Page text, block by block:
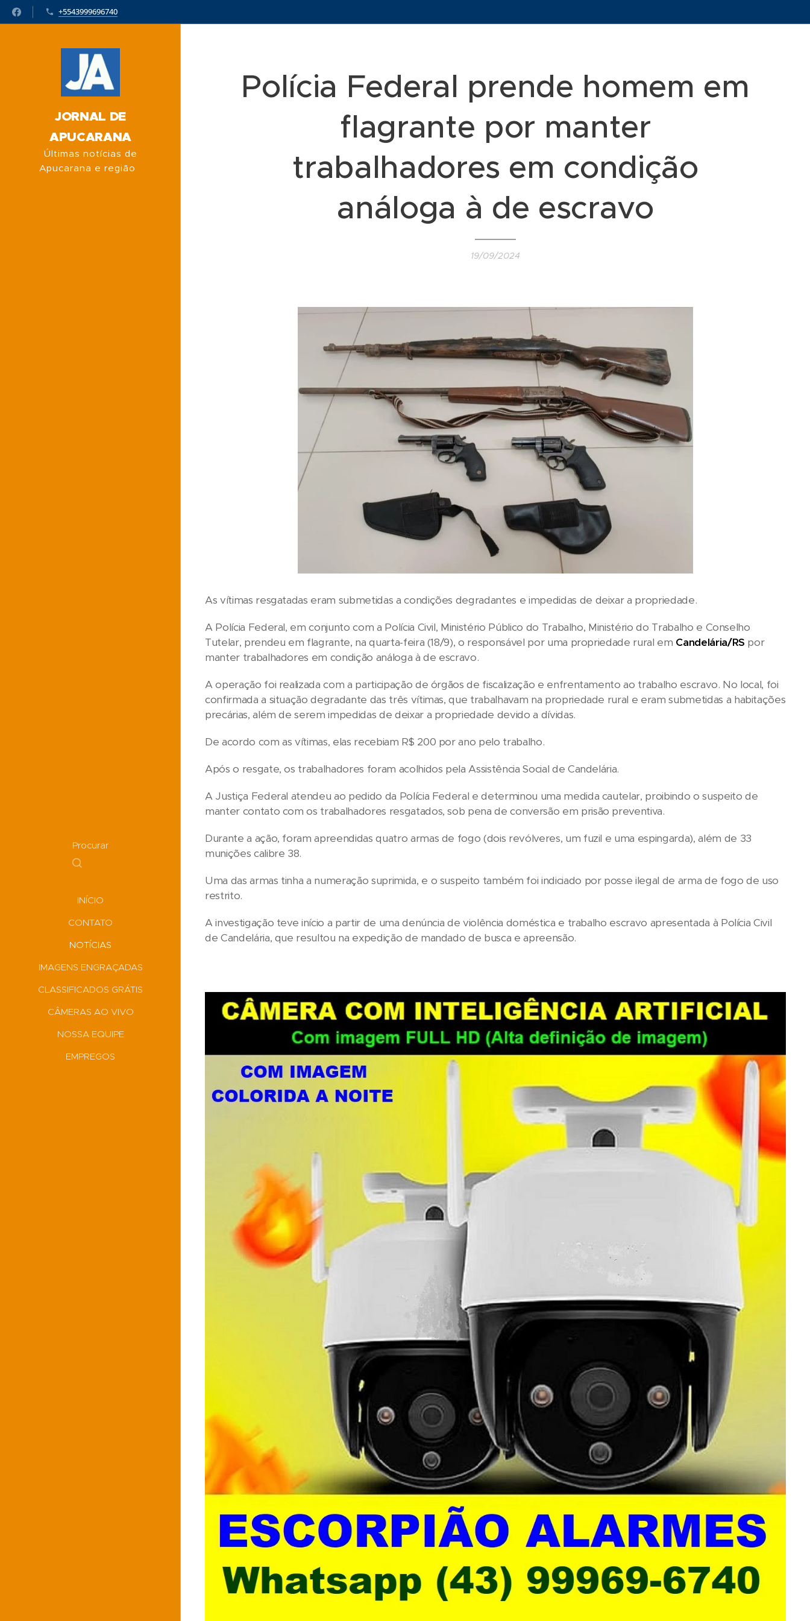
+5543999696740
JORNAL DE
APUCARANA
Últimas notícias de
Apucarana e região
Procurar
INÍCIO
CONTATO
NOTÍCIAS
IMAGENS ENGRAÇADAS
CLASSIFICADOS GRÁTIS
CÂMERAS AO VIVO
NOSSA EQUIPE
EMPREGOS
Polícia Federal prende homem em
flagrante por manter
trabalhadores em condição
análoga à de escravo
19/09/2024
As vítimas resgatadas eram submetidas a condições degradantes e impedidas de deixar a propriedade.
A Polícia Federal, em conjunto com a Polícia Civil, Ministério Público do Trabalho, Ministério do Trabalho e Conselho
Tutelar, prendeu em flagrante, na quarta-feira (18/9), o responsável por uma propriedade rural em Candelária/RS por
manter trabalhadores em condição análoga à de escravo.
A operação foi realizada com a participação de órgãos de fiscalização e enfrentamento ao trabalho escravo. No local, foi
confirmada a situação degradante das três vítimas, que trabalhavam na propriedade rural e eram submetidas a habitações
precárias, além de serem impedidas de deixar a propriedade devido a dívidas.
De acordo com as vítimas, elas recebiam R$ 200 por ano pelo trabalho.
Após o resgate, os trabalhadores foram acolhidos pela Assistência Social de Candelária.
A Justiça Federal atendeu ao pedido da Polícia Federal e determinou uma medida cautelar, proibindo o suspeito de
manter contato com os trabalhadores resgatados, sob pena de conversão em prisão preventiva.
Durante a ação, foram apreendidas quatro armas de fogo (dois revólveres, um fuzil e uma espingarda), além de 33
munições calibre 38.
Uma das armas tinha a numeração suprimida, e o suspeito também foi indiciado por posse ilegal de arma de fogo de uso
restrito.
A investigação teve início a partir de uma denúncia de violência doméstica e trabalho escravo apresentada à Polícia Civil
de Candelária, que resultou na expedição de mandado de busca e apreensão.